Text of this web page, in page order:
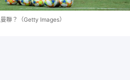
聯？（Getty Images）